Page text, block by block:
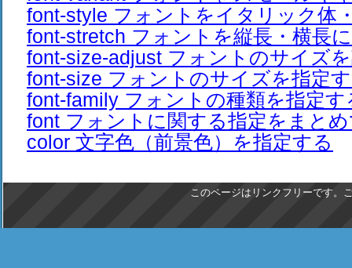
font-style フォントをイタリック体
font-stretch フォントを縦長・横長
font-size-adjust フォントのサイズ
font-size フォントのサイズを指定
font-family フォントの種類を指定す
font フォントに関する指定をまと
color 文字色（前景色）を指定する
このページはリンクフリーです。